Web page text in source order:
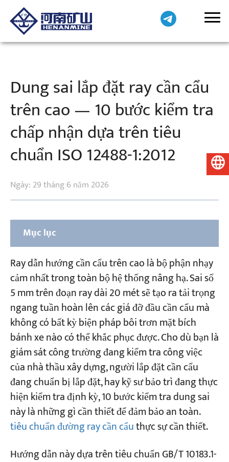
Dung sai lắp đặt ray cần cẩu
trên cao — 10 bước kiểm tra
chấp nhận dựa trên tiêu
chuẩn ISO 12488-1:2012
Ngày: 29 tháng 6 năm 2026
Mục lục
ray cần cẩu trên cao?
Dung sai lắp đặt đường ray cần cẩu trên cao -
Xác định cấp độ
10 bước kiểm tra dung sai (Cấp độ 2)
Kiểm tra 1 — Dung sai nhịp ΔS
Kiểm tra 2 — Độ thẳng của ray trên mặt
phẳng ngang (toàn bộ chiều dài) B
Kiểm tra 3 — Độ thẳng của ray trên mặt
phẳng ngang (Mẫu 2000 mm) b
phẳng thẳng đứng (toàn bộ chiều dài) C
Ray dẫn hướng cần cẩu trên cao là bộ phận nhạy
cảm nhất trong toàn bộ hệ thống nâng hạ. Sai số
5 mm trên đoạn ray dài 20 mét sẽ tạo ra tải trọng
ngang tuần hoàn lên các giá đỡ đầu cần cẩu mà
không có bất kỳ biện pháp bôi trơn mặt bích
bánh xe nào có thể khắc phục được. Cho dù bạn là
giám sát công trường đang kiểm tra công việc
của nhà thầu xây dựng, người lắp đặt cần cẩu
đang chuẩn bị lắp đặt, hay kỹ sư bảo trì đang thực
hiện kiểm tra định kỳ, 10 bước kiểm tra dung sai
này là những gì cần thiết để đảm bảo an toàn.
tiêu chuẩn đường ray cần cẩuthực sự cần thiết.
Hướng dẫn này dựa trên tiêu chuẩn GB/T 10183.1-
Tiếng Việt